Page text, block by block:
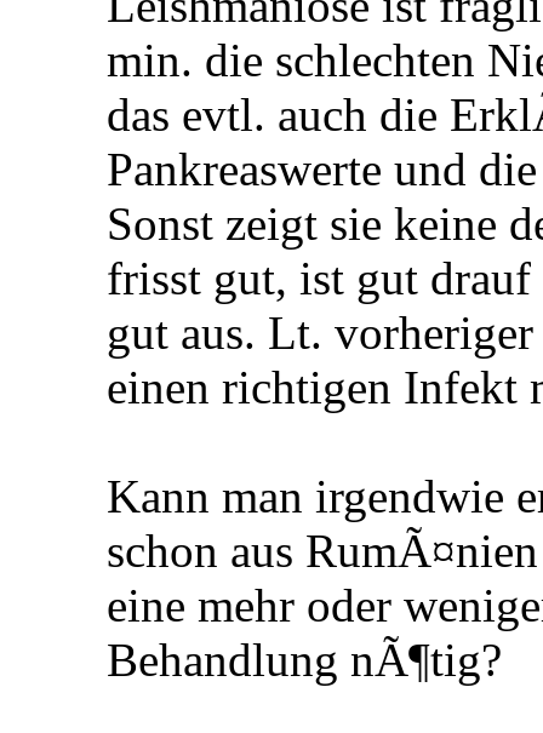
min. die schlechten
das evtl. auch die
Pankreaswerte und
Sonst zeigt sie keine
frisst gut, ist gut
gut aus. Lt.
einen richtigen Infekt
Kann man irgendwie
schon aus
eine mehr oder
Behandlung nÃ¶tig?